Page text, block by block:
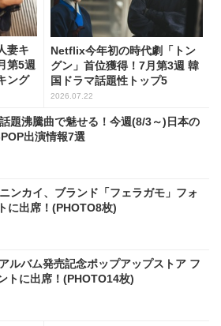
妻キ
第5週
ング
Netflix今年初の時代劇「トン
グン」首位獲得！7月第3週 韓
国ドラマ話題性トップ5
2026.07.22
題沸騰曲で魅せる！今週(8/3～)日本の
出演情報7選
ンカイ、ブランド「フェラガモ」フォ
に出席！(PHOTO8枚)
ルバム発売記念ポップアップストア フ
トに出席！(PHOTO14枚)